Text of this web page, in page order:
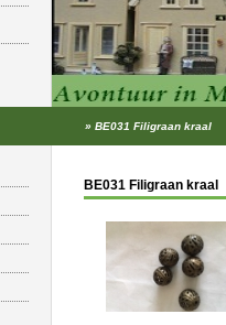
» BE031 Filigraan kraal
BE031 Filigraan kraal